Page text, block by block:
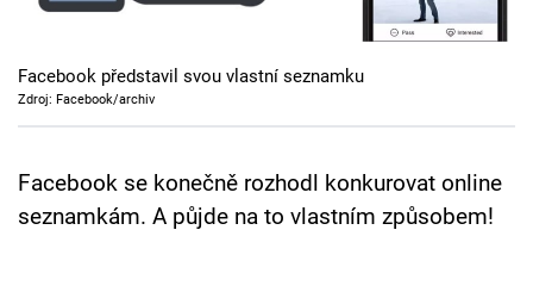
TV Program
Facebook představil svou vlastní seznamku
Zdroj: Facebook/archiv
Facebook se konečně rozhodl konkurovat online
seznamkám. A půjde na to vlastním způsobem!